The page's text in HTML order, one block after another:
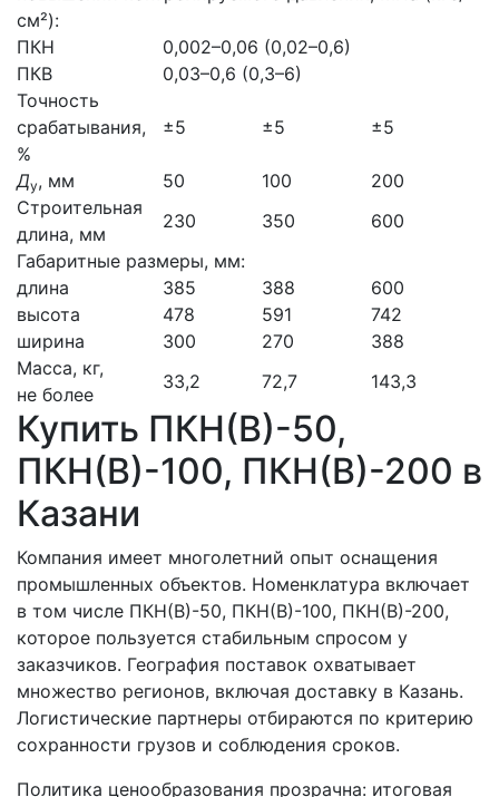
см²):
ПКН
0,002–0,06 (0,02–0,6)
ПКВ
0,03–0,6 (0,3–6)
Точность
срабатывания,
%
±5 ±5 ±5
Ду, мм 50 100
200
Строительная
длина, мм
230 350
600
Габаритные размеры, мм:
длина
385 388
600
высота
478 591
742
ширина
300 270
388
Масса, кг,
не более
33,2 72,7 143,3
Купить ПКН(В)-50,
ПКН(В)-100, ПКН(В)-200 в
Казани
Компания имеет многолетний опыт оснащения
промышленных объектов. Номенклатура включает
в том числе ПКН(В)-50, ПКН(В)-100, ПКН(В)-200,
которое пользуется стабильным спросом у
заказчиков. География поставок охватывает
множество регионов, включая доставку в Казань.
Логистические партнеры отбираются по критерию
сохранности грузов и соблюдения сроков.
Политика ценообразования прозрачна: итоговая